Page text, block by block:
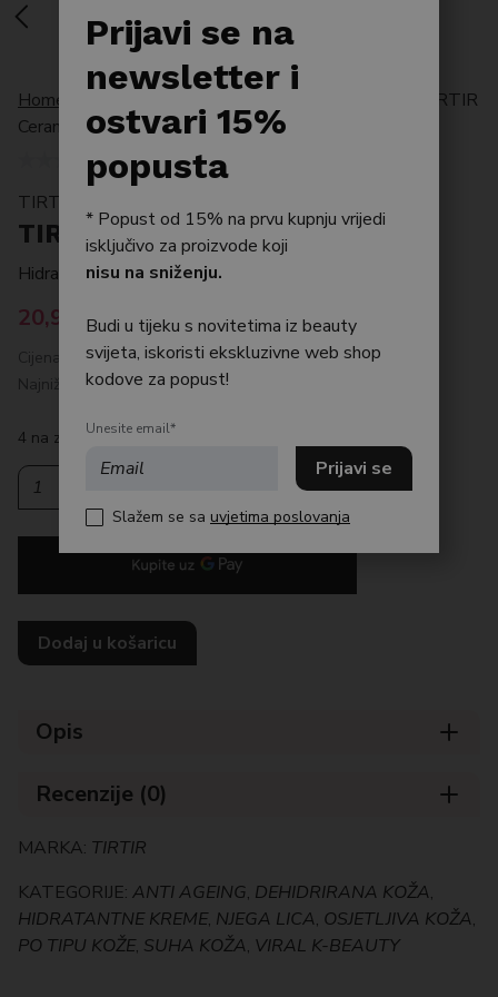
Po tipu kože
Bestseller
Njega tijela
Njega kose
Home
TIRTIR
Ceramic Cream 50ml
TIRTIR
TIRTIR Ceramic Cream 50ml
Hidratantna krema s ceramidima za suhu kožu
20,92 €
Cijena prije popusta: 27.90 €
Najniža cijena posljednjih 30 dana: 20,92 €
4 na zalihi
TIRTIR Ceramic Cream 50ml količina
Dodaj u košaricu
Opis
Recenzije (0)
KATEGORIJE: ANTI AGEING, DEHIDRIRANA KOŽA,
HIDRATANTNE KREME, NJEGA LICA, OSJETLJIVA KOŽA,
PO TIPU KOŽE, SUHA KOŽA, VIRAL K-BEAUTY
MARKA: TIRTIR
Prijavi se na
newsletter i
ostvari 15%
popusta
* Popust od 15% na prvu kupnju vrijedi
isključivo za proizvode koji
nisu na sniženju.
Budi u tijeku s novitetima iz beauty
svijeta, iskoristi ekskluzivne web shop
kodove za popust!
Unesite email*
Slažem se sa uvjetima poslovanja